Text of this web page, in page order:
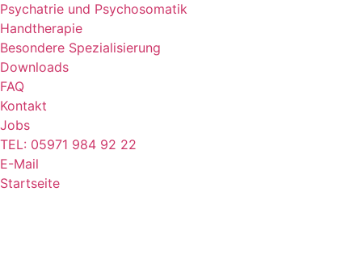
Psychatrie und Psychosomatik
Handtherapie
Besondere Spezialisierung
Downloads
FAQ
Kontakt
Jobs
TEL: 05971 984 92 22
E-Mail
Startseite